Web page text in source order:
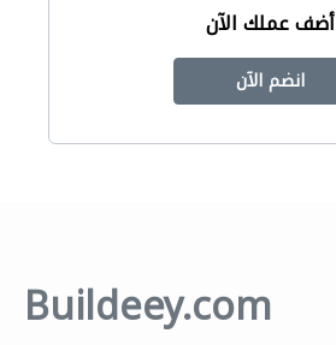
أضف عملك الآن
انضم الآن
Buildeey.com